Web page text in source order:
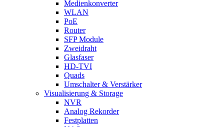
Medienkonverter
WLAN
PoE
Router
SFP Module
Zweidraht
Glasfaser
HD-TVI
Quads
Umschalter & Verstärker
Visualisierung & Storage
NVR
Analog Rekorder
Festplatten